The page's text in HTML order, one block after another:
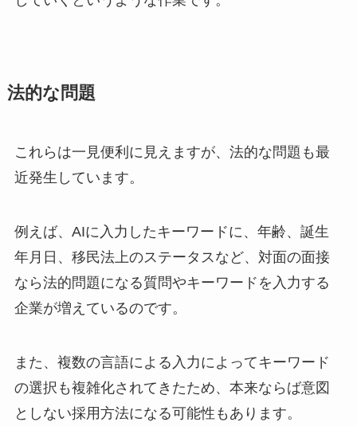
法的な問題
これらは一見便利に見えますが、法的な問題も最
近発生しています。
例えば、AIに入力したキーワードに、年齢、誕生
年月日、移民法上のステータスなど、対面の面接
なら法的問題になる質問やキーワードを入力する
企業が増えているのです。
また、複数の言語による入力によってキーワード
の選択も複雑化されてきたため、本来ならば意図
としない採用方法になる可能性もあります。